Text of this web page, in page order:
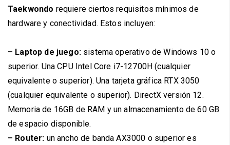
Taekwondo requiere ciertos requisitos mínimos de
hardware y conectividad. Estos incluyen:
– Laptop de juego:sistema operativo de Windows 10 o
superior. Una CPU Intel Core i7-12700H (cualquier
equivalente o superior). Una tarjeta gráfica RTX 3050
(cualquier equivalente o superior). DirectX versión 12.
Memoria de 16GB de RAM y un almacenamiento de 60 GB
de espacio disponible.
– Router: un ancho de banda AX3000 o superior es